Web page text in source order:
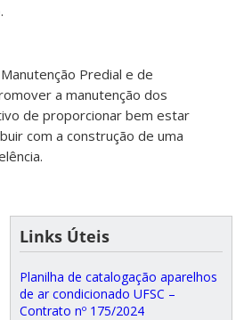
Predial e de
a manutenção dos
de proporcionar bem estar
com a construção de uma
Links Úteis
Planilha de catalogação aparelhos
de ar condicionado UFSC –
Contrato nº 175/2024